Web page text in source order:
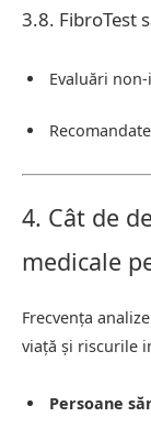
3.8. FibroTest
Evaluări
4. Cât de
medicale
Frecvența
viață și riscurile
Persoane